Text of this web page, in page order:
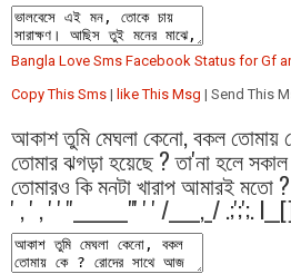
Bangla Love Sms Facebook Status for Gf
Copy This Sms | like This Msg | Send This
আকাশ তুমি মেঘলা কেনো, বকল তোমায়
তোমার ঝগড়া হয়েছে ? তা'না হলে
তোমারও কি মনটা খারাপ আমারই
' , ' , ' ' ''_______"' ' ' /____,_/ .;';';.